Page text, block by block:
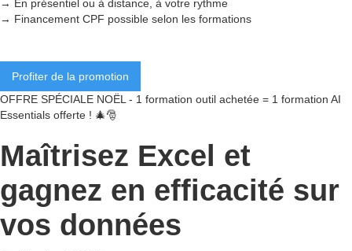
→ En présentiel ou à distance, à votre rythme
→ Financement CPF possible selon les formations
Profiter de la promotion
OFFRE SPÉCIALE NOËL - 1 formation outil achetée = 1 formation AI
Essentials offerte ! 🎄🎅
Maîtrisez Excel et
gagnez en efficacité sur
vos données